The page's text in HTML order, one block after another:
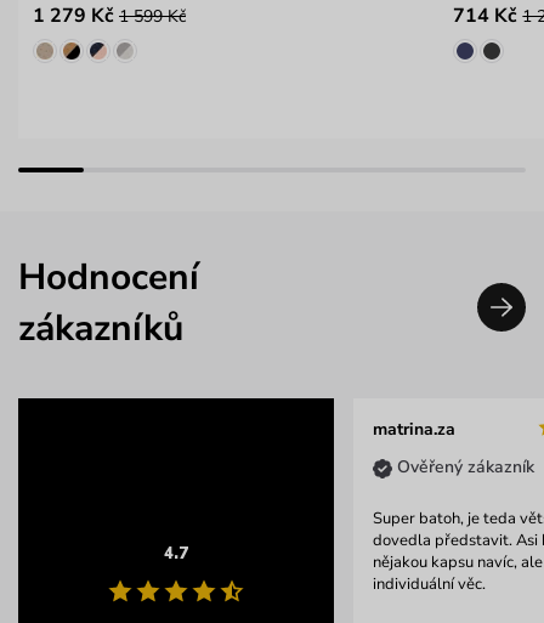
1 279 Kč 1 599 Kč 714 Kč 1
Hodnocení
zákazníků
4.7
matrina.za
Ověřený zákazník
Super batoh, je teda
dovedla představit. Asi
nějakou kapsu navíc,
individuální věc.